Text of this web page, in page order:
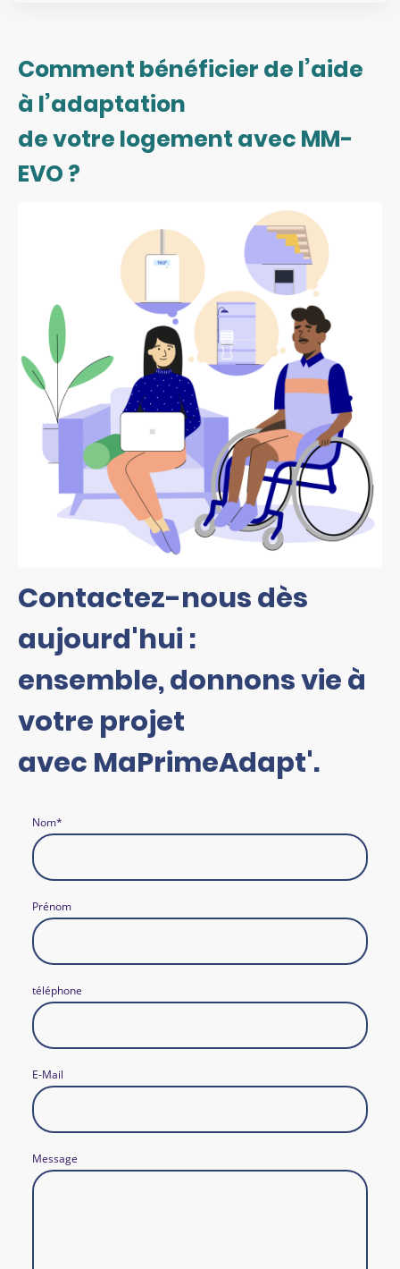
Comment bénéficier de l’aide
à l’adaptation
de votre logement avec MM-
EVO ?
Contactez-nous dès
aujourd'hui :
ensemble, donnons vie à
votre projet
avec MaPrimeAdapt'.
Nom*
Prénom
téléphone
E-Mail
Message